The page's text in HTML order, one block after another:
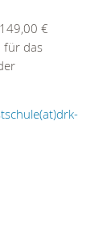
€
für das